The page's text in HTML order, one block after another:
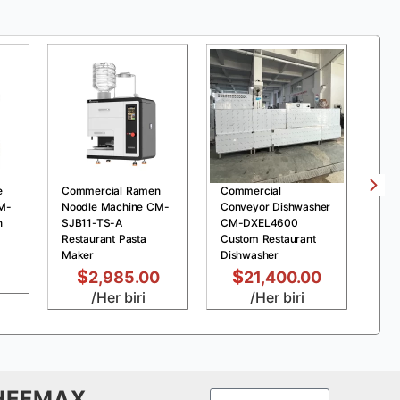
Commercial Ramen
Noodle Machine CM-
SJB11-TS-A
Restaurant Pasta
Maker
$2,985.00
/Her biri
Commercial
Conveyor Dishwasher
CM-DXEL4600
Custom Restaurant
Dishwasher
$21,400.00
/Her biri